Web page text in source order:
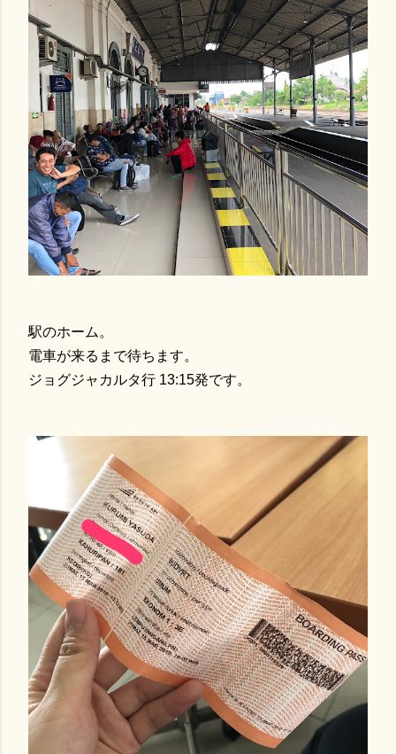
駅のホーム。
電車が来るまで待ちます。
ジョグジャカルタ行 13:15発です。